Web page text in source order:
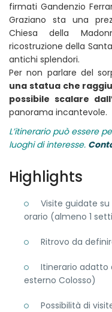
firmati Gandenzio
Graziano sta una
Chiesa della
ricostruzione della
antichi splendori.
Per non parlare del
una statua che
possibile scalare
panorama incantevole.
L’itinerario può essere
luoghi di interesse.
Highlights
Visite guidate
orario (almeno 1
Ritrovo da
Itinerario adatto
esterno Colosso)
Possibilità di